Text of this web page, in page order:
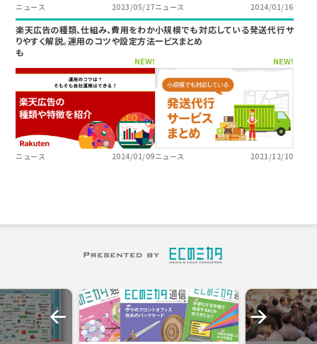
ニュース 2023/05/27ニュース 2024/01/16
楽天広告の種類、仕組み、費用をわか
りやすく解説。運用のコツや設定方法
も
NEW!
ニュース 2024/01/09
小規模でも対応している発送代行サ
ービスまとめ
NEW!
ニュース 2021/12/10